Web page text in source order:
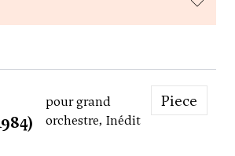
pour grand
orchestre, Inédit
Piece